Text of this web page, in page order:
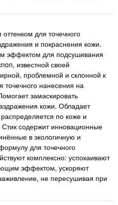
для точечного
и покраснения кожи.
эффектом для подсушивания
известной своей
проблемной и склонной к
точечного нанесения на
замаскировать
кожи. Обладает
по коже и
содержит инновационные
в экологичную и
для точечного
комплексно: успокаивают
эффектом, ускоряют
не пересушивая при